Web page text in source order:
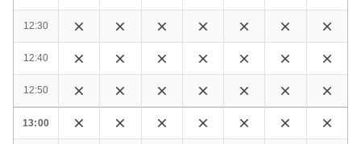
12:30
12:40
12:50
13:00